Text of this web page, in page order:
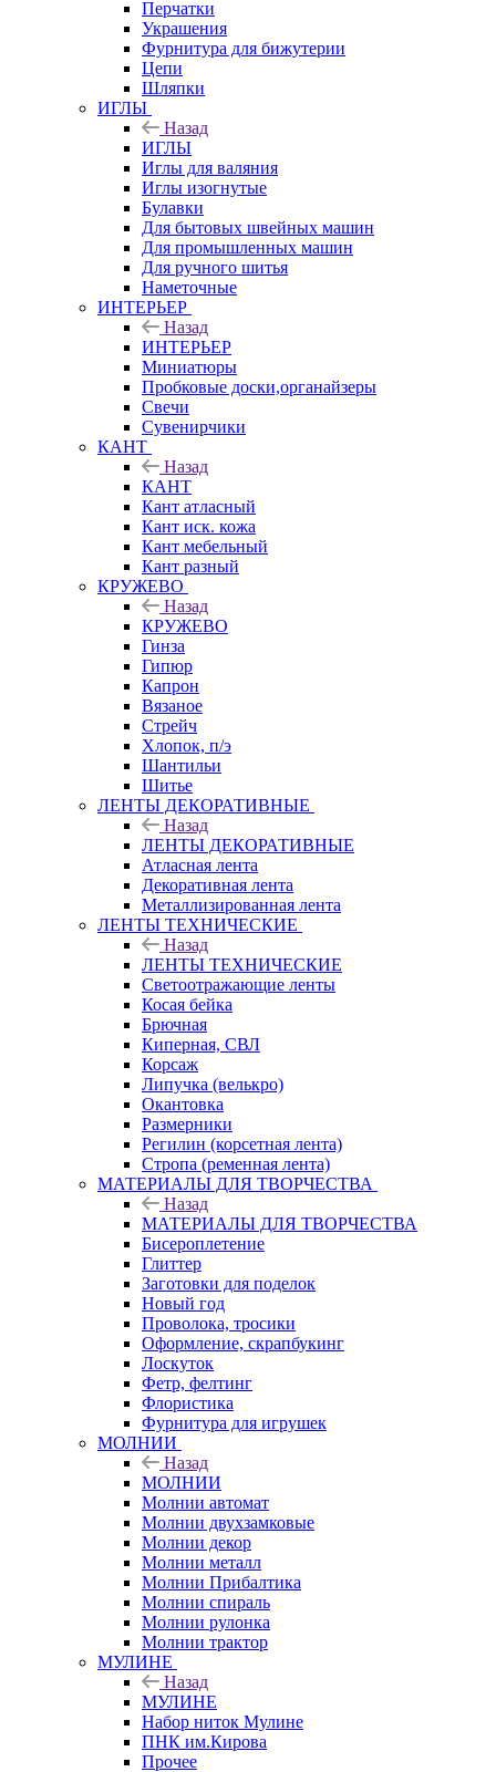
Перчатки
Украшения
Фурнитура для бижутерии
Цепи
Шляпки
ИГЛЫ
Назад
ИГЛЫ
Иглы для валяния
Иглы изогнутые
Булавки
Для бытовых швейных машин
Для промышленных машин
Для ручного шитья
Наметочные
ИНТЕРЬЕР
Назад
ИНТЕРЬЕР
Миниатюры
Пробковые доски,органайзеры
Свечи
Сувенирчики
КАНТ
Назад
КАНТ
Кант атласный
Кант иск. кожа
Кант мебельный
Кант разный
КРУЖЕВО
Назад
КРУЖЕВО
Гинза
Гипюр
Капрон
Вязаное
Стрейч
Хлопок, п/э
Шантильи
Шитье
ЛЕНТЫ ДЕКОРАТИВНЫЕ
Назад
ЛЕНТЫ ДЕКОРАТИВНЫЕ
Атласная лента
Декоративная лента
Металлизированная лента
ЛЕНТЫ ТЕХНИЧЕСКИЕ
Назад
ЛЕНТЫ ТЕХНИЧЕСКИЕ
Светоотражающие ленты
Косая бейка
Брючная
Киперная, СВЛ
Корсаж
Липучка (велькро)
Окантовка
Размерники
Регилин (корсетная лента)
Стропа (ременная лента)
МАТЕРИАЛЫ ДЛЯ ТВОРЧЕСТВА
Назад
МАТЕРИАЛЫ ДЛЯ ТВОРЧЕСТВА
Бисероплетение
Глиттер
Заготовки для поделок
Новый год
Проволока, тросики
Оформление, скрапбукинг
Лоскуток
Фетр, фелтинг
Флористика
Фурнитура для игрушек
МОЛНИИ
Назад
МОЛНИИ
Молнии автомат
Молнии двухзамковые
Молнии декор
Молнии металл
Молнии Прибалтика
Молнии спираль
Молнии рулонка
Молнии трактор
МУЛИНЕ
Назад
МУЛИНЕ
Набор ниток Мулине
ПНК им.Кирова
Прочее